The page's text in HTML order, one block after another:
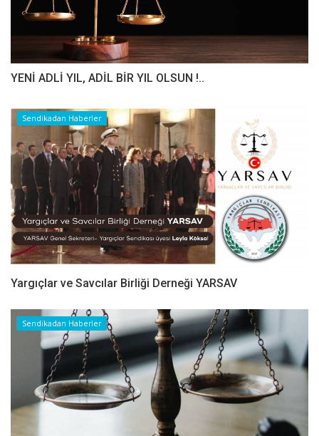
YENİ ADLİ YIL, ADİL BİR YIL OLSUN !..
Sendikadan Haberler
Yargıçlar ve Savcılar Birliği Derneği YARSAV
Sendikadan Haberler